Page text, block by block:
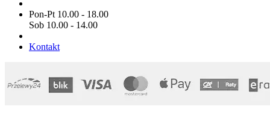
Pon-Pt 10.00 - 18.00
Sob 10.00 - 14.00
Kontakt